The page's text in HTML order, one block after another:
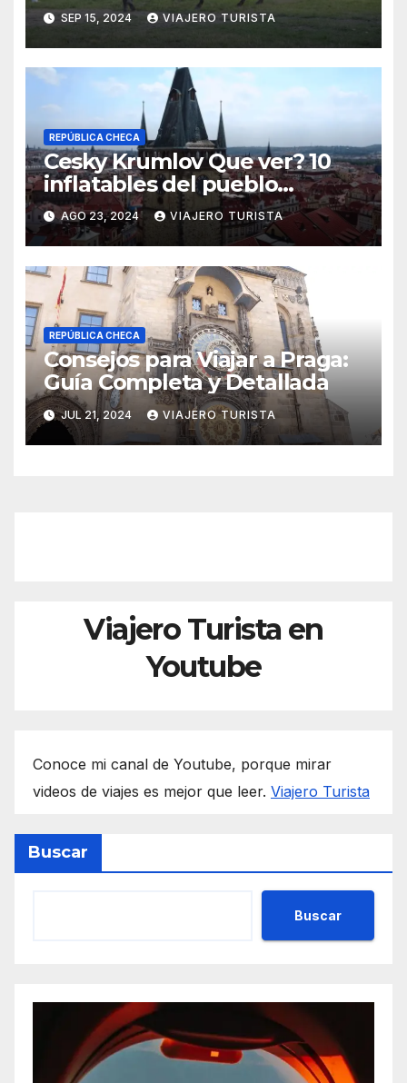
SEP 15, 2024 VIAJERO TURISTA
REPÚBLICA CHECA
Cesky Krumlov Que ver? 10
inflatables del pueblo
medieval
AGO 23, 2024 VIAJERO TURISTA
REPÚBLICA CHECA
Consejos para Viajar a Praga:
Guía Completa y Detallada
JUL 21, 2024 VIAJERO TURISTA
Viajero Turista en
Youtube
Conoce mi canal de Youtube, porque mirar
videos de viajes es mejor que leer. Viajero Turista
Buscar
Buscar